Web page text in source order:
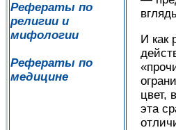
Рефераты по
религии и
мифологии
Рефераты по
медицине
И как
цвет,
эта